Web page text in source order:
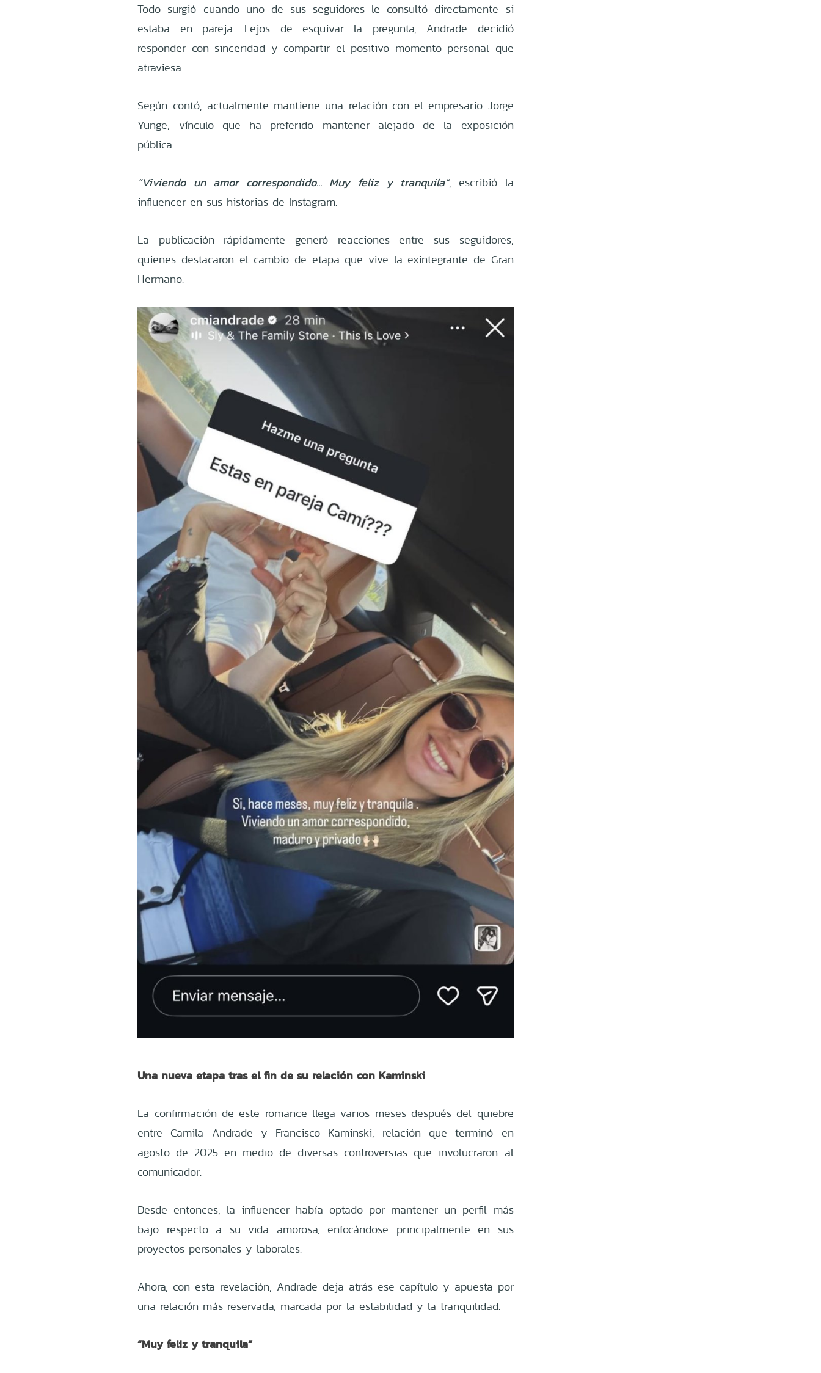
Todo surgió cuando uno de sus seguidores le consultó directamente si
estaba en pareja. Lejos de esquivar la pregunta, Andrade decidió
responder con sinceridad y compartir el positivo momento personal que
atraviesa.
Según contó, actualmente mantiene una relación con el empresario Jorge
Yunge, vínculo que ha preferido mantener alejado de la exposición
pública.
“Viviendo un amor correspondido... Muy feliz y tranquila”, escribió la
influencer en sus historias de Instagram.
La publicación rápidamente generó reacciones entre sus seguidores,
quienes destacaron el cambio de etapa que vive la exintegrante de Gran
Hermano.
Una nueva etapa tras el fin de su relación con Kaminski
La confirmación de este romance llega varios meses después del quiebre
entre Camila Andrade y Francisco Kaminski, relación que terminó en
agosto de 2025 en medio de diversas controversias que involucraron al
comunicador.
Desde entonces, la influencer había optado por mantener un perfil más
bajo respecto a su vida amorosa, enfocándose principalmente en sus
proyectos personales y laborales.
Ahora, con esta revelación, Andrade deja atrás ese capítulo y apuesta por
una relación más reservada, marcada por la estabilidad y la tranquilidad.
“Muy feliz y tranquila”